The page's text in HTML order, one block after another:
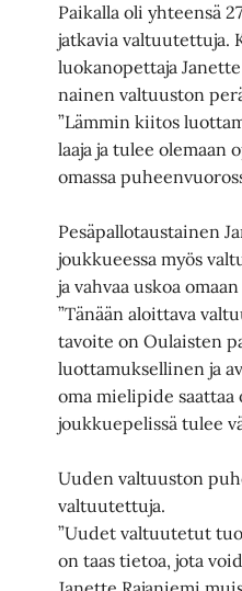
Paikalla oli yhteensä
jatkavia valtuutettuja.
luokanopettaja
nainen valtuuston
”Lämmin kiitos
laaja ja tulee olemaan
omassa
Pesäpallotaustainen
joukkueessa myös
ja vahvaa uskoa
”Tänään aloittava
tavoite on Oulaisten
luottamuksellinen ja
oma mielipide
joukkuepelissä tulee
Uuden valtuuston
valtuutettuja.
”Uudet valtuutetut
on taas tietoa, jota